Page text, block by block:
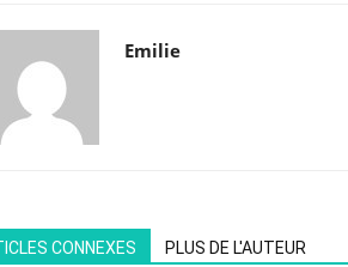
Emilie
CONNEXES PLUS DE L'AUTEUR